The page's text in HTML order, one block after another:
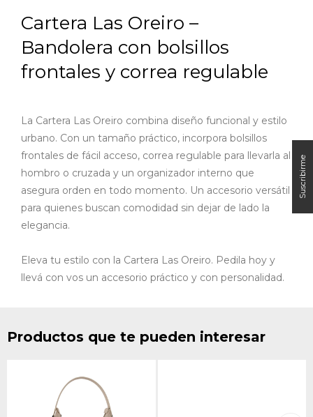
Cartera Las Oreiro –
Bandolera con bolsillos
frontales y correa regulable
La Cartera Las Oreiro combina diseño funcional y estilo
urbano. Con un tamaño práctico, incorpora bolsillos
frontales de fácil acceso, correa regulable para llevarla al
hombro o cruzada y un organizador interno que
asegura orden en todo momento. Un accesorio versátil
para quienes buscan comodidad sin dejar de lado la
elegancia.
Eleva tu estilo con la Cartera Las Oreiro. Pedila hoy y
llevá con vos un accesorio práctico y con personalidad.
Productos que te pueden interesar